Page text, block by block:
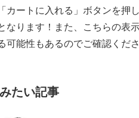
カートに入れる」ボタンを押
なります！また、こちらの表
可能性もあるのでご確認くださ
たい記事